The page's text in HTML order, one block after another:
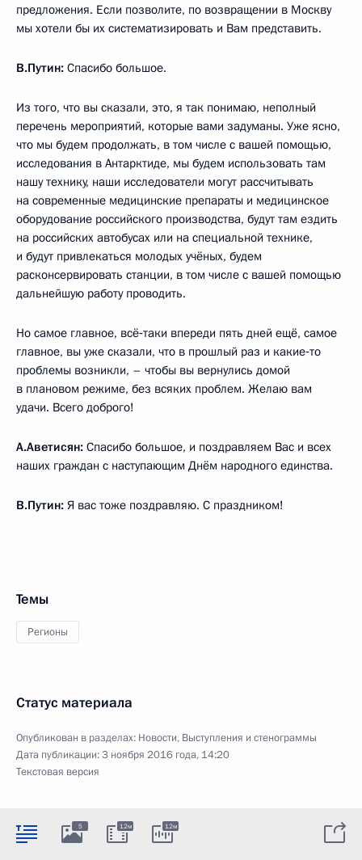
предложения. Если позволите, по возвращении в Москву
мы хотели бы их систематизировать и Вам представить.
В.Путин: Спасибо большое.
Из того, что вы сказали, это, я так понимаю, неполный
перечень мероприятий, которые вами задуманы. Уже ясно,
что мы будем продолжать, в том числе с вашей помощью,
исследования в Антарктиде, мы будем использовать там
нашу технику, наши исследователи могут рассчитывать
на современные медицинские препараты и медицинское
оборудование российского производства, будут там ездить
на российских автобусах или на специальной технике,
и будут привлекаться молодых учёных, будем
расконсервировать станции, в том числе с вашей помощью
дальнейшую работу проводить.
Но самое главное, всё‑таки впереди пять дней ещё, самое
главное, вы уже сказали, что в прошлый раз и какие‑то
проблемы возникли, – чтобы вы вернулись домой
в плановом режиме, без всяких проблем. Желаю вам
удачи. Всего доброго!
А.Аветисян: Спасибо большое, и поздравляем Вас и всех
наших граждан с наступающим Днём народного единства.
В.Путин: Я вас тоже поздравляю. С праздником!
Темы
Регионы
Статус материала
Опубликован в разделах: Новости, Выступления и стенограммы
Дата публикации:3 ноября 2016 года, 14:20
Текстовая версия
5 12м 12м